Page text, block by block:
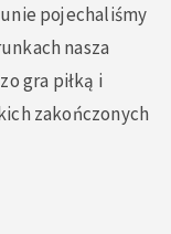
pojechaliśmy
nasza
gra piłką i
zakończonych